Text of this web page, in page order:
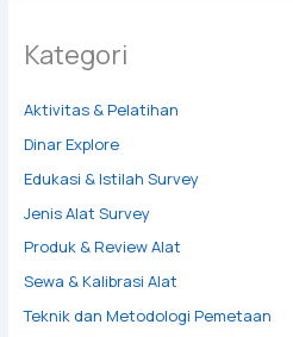
Kategori
Aktivitas & Pelatihan
Dinar Explore
Edukasi & Istilah Survey
Jenis Alat Survey
Produk & Review Alat
Sewa & Kalibrasi Alat
Teknik dan Metodologi Pemetaan